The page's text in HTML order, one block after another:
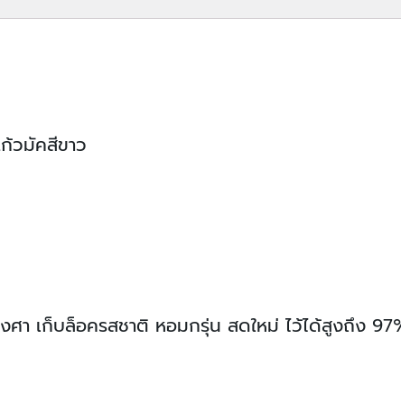
quantity
วมัคสีขาว
เก็บล็อครสชาติ หอมกรุ่น สดใหม่ ไว้ได้สูงถึง